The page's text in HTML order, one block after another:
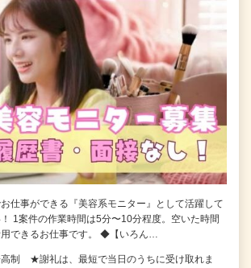
仕事ができる『美容系モニター』として活躍して
！ 1案件の作業時間は5分〜10分程度。空いた時間
用できるお仕事です。 ◆【いろん…
制 ★謝礼は、最短で当日のうちに受け取れま